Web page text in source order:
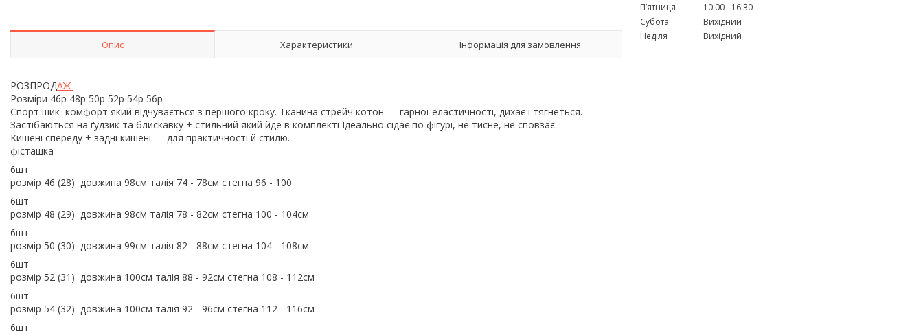
Опис Характеристики Інформація для замовлення
РОЗПРОДАЖ
Розміри 46р 48р 50р 52р 54р 56р
Спорт шик комфорт який відчувається з першого кроку. Тканина стрейч котон — гарної еластичності, дихає і тягнеться.
Застібаються на ґудзик та блискавку + стильний який йде в комплекті Ідеально сідає по фігурі, не тисне, не сповзає.
Кишені спереду + задні кишені — для практичності й стилю.
фісташка
6шт
розмір 46 (28) довжина 98см талія 74 - 78см стегна 96 - 100
6шт
розмір 48 (29) довжина 98см талія 78 - 82см стегна 100 - 104см
6шт
розмір 50 (30) довжина 99см талія 82 - 88см стегна 104 - 108см
6шт
розмір 52 (31) довжина 100см талія 88 - 92см стегна 108 - 112см
6шт
розмір 54 (32) довжина 100см талія 92 - 96см стегна 112 - 116см
6шт
Пʼятниця
10:00
16:30
Субота
Вихідний
Неділя
Вихідний